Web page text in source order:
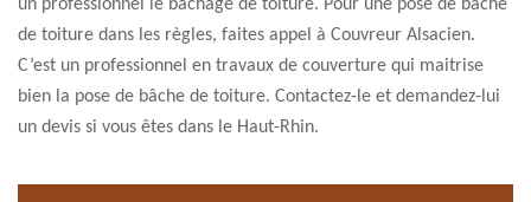
un professionnel le bâchage de toiture. Pour une pose de bâche
de toiture dans les règles, faites appel à Couvreur Alsacien.
C’est un professionnel en travaux de couverture qui maitrise
bien la pose de bâche de toiture. Contactez-le et demandez-lui
un devis si vous êtes dans le Haut-Rhin.